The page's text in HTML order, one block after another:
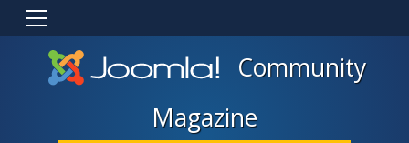
Community
Magazine